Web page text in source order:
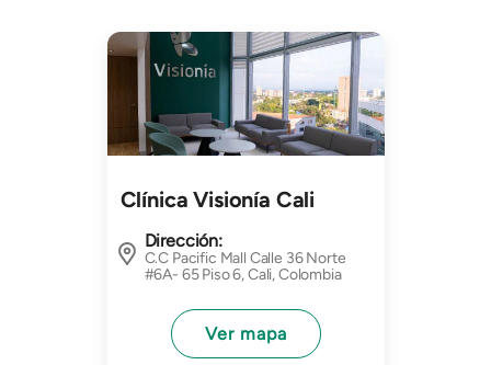
Imagen
Clínica Visionía Cali
Dirección:
C.C Pacific Mall Calle 36 Norte
#6A- 65 Piso 6, Cali, Colombia
Ver mapa